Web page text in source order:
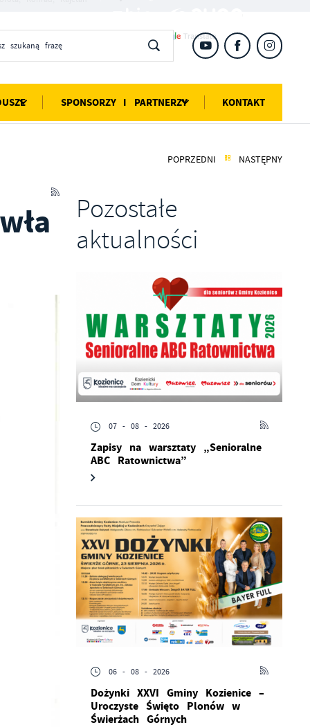
SPONSORZY I PARTNERZY KONTAKT
POPRZEDNI NASTĘPNY
Pozostałe
aktualności
07 - 08 - 2026
Zapisy na warsztaty „Senioralne
ABC Ratownictwa”
06 - 08 - 2026
Dożynki XXVI Gminy Kozienice –
Uroczyste Święto Plonów w
Świerżach Górnych